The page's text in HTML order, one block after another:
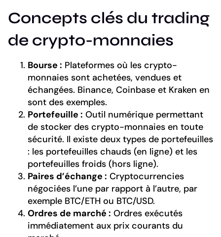
Concepts clés du trading
de crypto-monnaies
Bourse : Plateformes où les crypto-
monnaies sont achetées, vendues et
échangées. Binance, Coinbase et Kraken en
sont des exemples.
Portefeuille : Outil numérique permettant
de stocker des crypto-monnaies en toute
sécurité. Il existe deux types de portefeuilles
: les portefeuilles chauds (en ligne) et les
portefeuilles froids (hors ligne).
Paires d’échange : Cryptocurrencies
négociées l’une par rapport à l’autre, par
exemple BTC/ETH ou BTC/USD.
Ordres de marché : Ordres exécutés
immédiatement aux prix courants du